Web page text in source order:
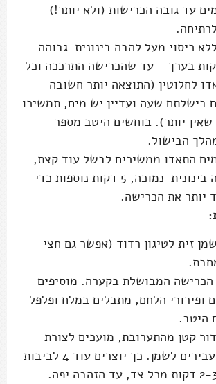
עד גובה הכרישות (ולא יותר!)
כיסוי מעל להבה בינונית-גבוהה
60 דקות בערך – עד שהכרישה התרככה וכל
לחלוטין (התוצאה יותר חשובה
בישלתם שעה ועדיין יש מים, תמשיכו
יותר). בוחשים היטב מספר
הבישול.
התאדו ממשיכים לבשל עוד קצת,
מעל להבה בינונית-נמוכה, 5 דקות נוספות כדי
יותר את הכרישה.
זית לטיגון רדוד (אפשר גם חצי
המבושלת בקערה. מוסיפים
ופירורי הלחם, מתבלים במלח ופלפל
היטב.
קטן מהתערובת, מועכים לצורת
לביבה ומעבירים לשמן. כך יוצרים עוד 4 לביבות